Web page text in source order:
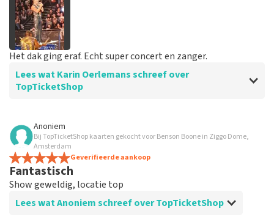
Het dak ging eraf. Echt super concert en zanger.
Lees wat Karin Oerlemans schreef over
TopTicketShop
Beoordeling van Karin Oerlemans over
Alles prima geregeld.
Beste Karin, Bedankt voor de leuke review en het delen
van de superleuke fotos! Wij zullen ze plaatsen op de
Reactie van TopTicketShop
Anoniem
Bij TopTicketShop kaarten gekocht voor Benson Boone in Ziggo Dome,
Amsterdam
Geverifieerde aankoop
Fantastisch
Show geweldig, locatie top
Lees wat Anoniem schreef over TopTicketShop